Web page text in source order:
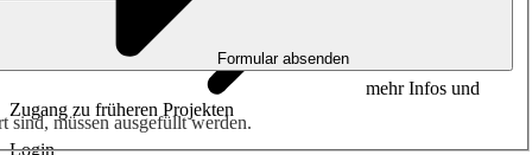
mehr Infos und
Zugang zu früheren Projekten
Login
Formular absenden
sind, müssen ausgefüllt werden.